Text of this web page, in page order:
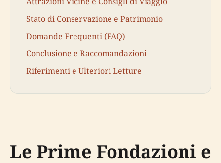
Stato di Conservazione e Patrimonio
Domande Frequenti (FAQ)
Conclusione e Raccomandazioni
Riferimenti e Ulteriori Letture
Le Prime Fondazioni e